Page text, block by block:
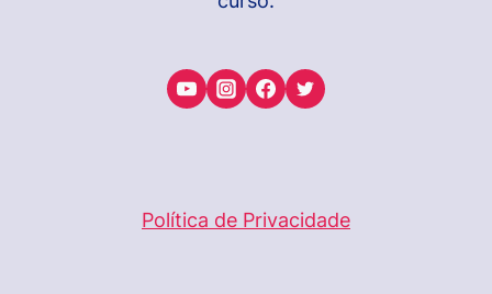
Política de Privacidade